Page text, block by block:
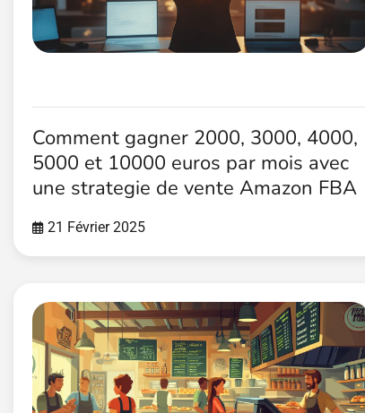
Comment gagner 2000, 3000, 4000,
5000 et 10000 euros par mois avec
une strategie de vente Amazon FBA
21 Février 2025